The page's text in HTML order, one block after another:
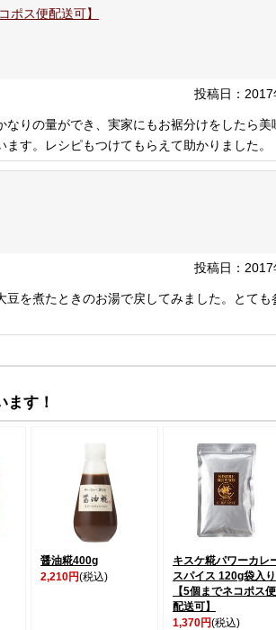
ポス便配送可】
投稿日：
りの量ができ、実家にもお裾分けをしたら美
す。レシピもつけてもらえて助かりました。
投稿日：
を煮たときのお湯で戻してみました。とても
す！
醤油糀400g
2,210円(税込)
キスケ糀パワーカレ
スパイス 120g袋入り
【5個までネコポス便
配送可】
1,370円(税込)